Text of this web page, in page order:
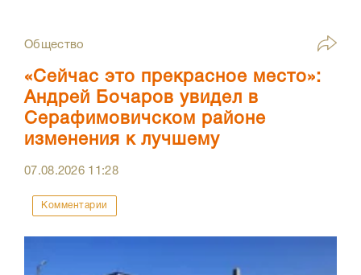
Общество
«Сейчас это прекрасное место»:
Андрей Бочаров увидел в
Серафимовичском районе
изменения к лучшему
07.08.2026 11:28
Комментарии